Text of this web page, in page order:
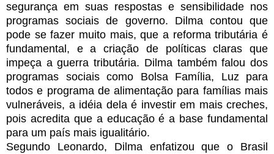
segurança em suas respostas e sensibilidade nos
programas sociais de governo. Dilma contou que
pode se fazer muito mais, que a reforma tributária é
fundamental, e a criação de políticas claras que
impeça a guerra tributária. Dilma também falou dos
programas sociais como Bolsa Família, Luz para
todos e programa de alimentação para famílias mais
vulneráveis, a idéia dela é investir em mais creches,
pois acredita que a educação é a base fundamental
para um país mais igualitário.
Segundo Leonardo, Dilma enfatizou que o Brasil